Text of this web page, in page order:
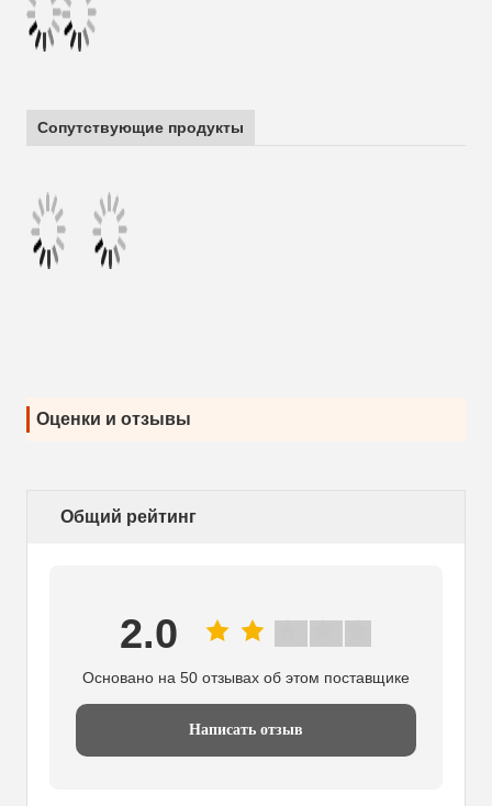
Сопутствующие продукты
Оценки и отзывы
Общий рейтинг
2.0
Основано на 50 отзывах об этом поставщике
Написать отзыв